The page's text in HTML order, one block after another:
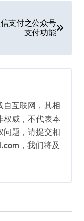
支付之公众号
支付功能
自互联网，其相
权威，不代表本
问题，请提交相
，我们将及